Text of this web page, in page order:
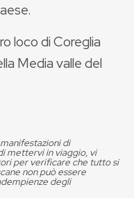
loco di Coreglia
Media valle del
di
mettervi in viaggio, vi
per verificare che tutto si
non può essere
degli